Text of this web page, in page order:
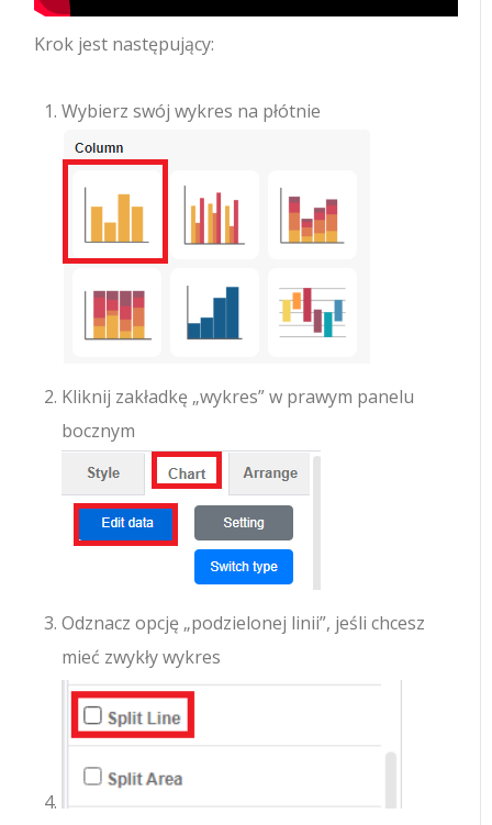
Krok jest następujący:
Wybierz swój wykres na płótnie
Kliknij zakładkę „wykres” w prawym panelu
bocznym
Odznacz opcję „podzielonej linii”, jeśli chcesz
mieć zwykły wykres